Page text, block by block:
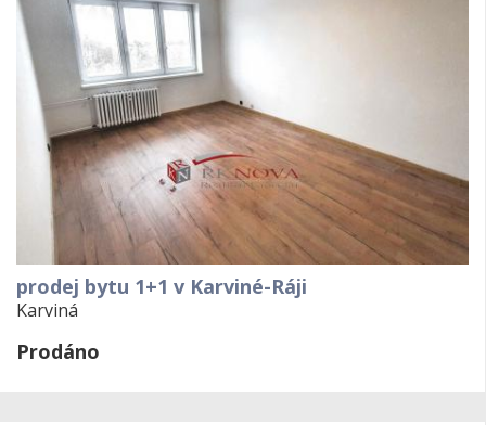
prodej bytu 1+1 v Karviné-Ráji
Karviná
Prodáno